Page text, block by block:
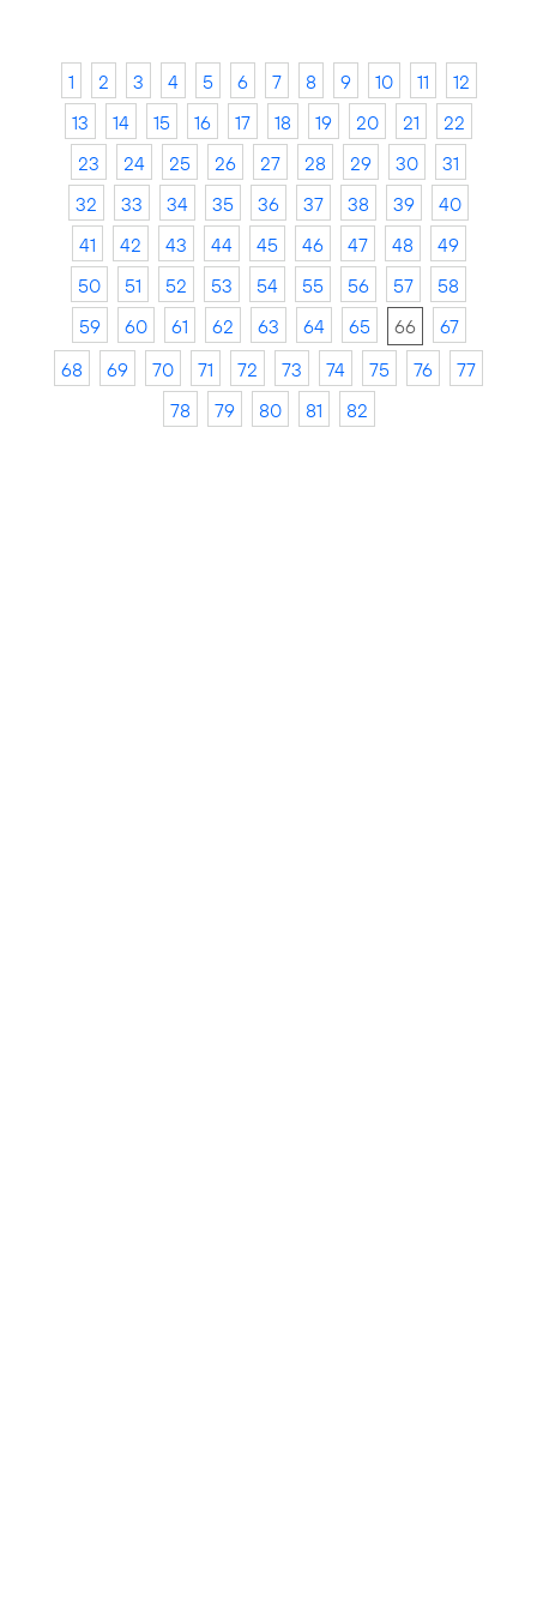
1 2 3 4 5 6 7 8 9 10 11
12
13
14 15 16 17 18 19 20 21
22
23
24 25 26 27 28 29 30
31
32
33 34 35 36 37 38 39
40
41
42 43 44 45 46 47 48
49
50
51 52 53 54 55 56 57
58
59
60 61 62 63 64 65 66
67
68
69 70 71 72 73 74 75 76
77
78
79 80 81 82